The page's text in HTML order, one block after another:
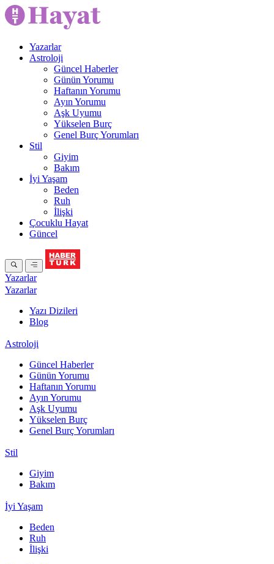
Yazarlar
Astroloji
Güncel Haberler
Günün Yorumu
Haftanın Yorumu
Ayın Yorumu
Aşk Uyumu
Yükselen Burç
Genel Burç Yorumları
Stil
Giyim
Bakım
İyi Yaşam
Beden
Ruh
İlişki
Çocuklu Hayat
Güncel
Yazarlar
Yazarlar
Yazı Dizileri
Blog
Astroloji
Güncel Haberler
Günün Yorumu
Haftanın Yorumu
Ayın Yorumu
Aşk Uyumu
Yükselen Burç
Genel Burç Yorumları
Stil
Giyim
Bakım
İyi Yaşam
Beden
Ruh
İlişki